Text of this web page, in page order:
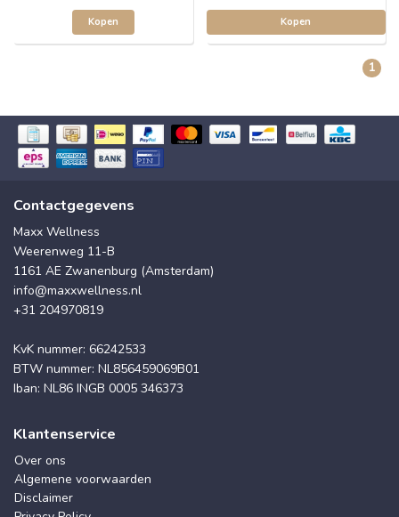
Kopen Kopen
1
Contactgegevens
Maxx Wellness
Weerenweg 11-B
1161 AE Zwanenburg (Amsterdam)
info@maxxwellness.nl
+31 204970819
KvK nummer: 66242533
BTW nummer: NL856459069B01
Iban: NL86 INGB 0005 346373
Klantenservice
Over ons
Algemene voorwaarden
Disclaimer